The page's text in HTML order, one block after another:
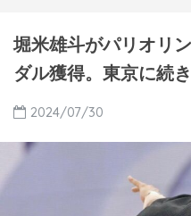
堀米雄斗がパリオリ
ダル獲得。東京に続
2024/07/30